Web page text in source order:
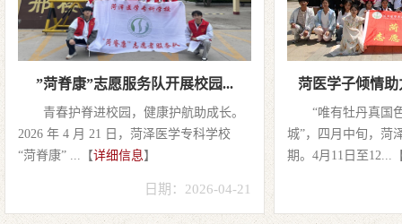
”菏脊康”志愿服务队开展校园...
青春护脊进校园，健康护航助成长。
2026 年 4 月 21 日，菏泽医学专科学校
“菏脊康” ...【详细信息】
日期：2026-04-21
菏医学子倾情
“唯有牡丹真国
城”，四月中旬，菏
期。4月11日至12...